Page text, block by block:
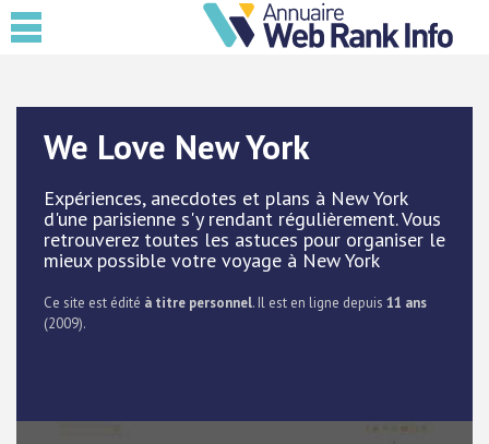
We Love New York
Expériences, anecdotes et plans à New York
d'une parisienne s'y rendant régulièrement. Vous
retrouverez toutes les astuces pour organiser le
mieux possible votre voyage à New York
Ce site est édité à titre personnel. Il est en ligne depuis 11 ans
(2009).